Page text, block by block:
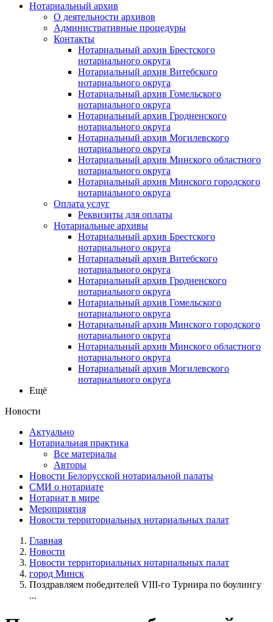
Нотариальный архив
О деятельности архивов
Административные процедуры
Контакты
Нотариальный архив Брестского
нотариального округа
Нотариальный архив Витебского
нотариального округа
Нотариальный архив Гомельского
нотариального округа
Нотариальный архив Гродненского
нотариального округа
Нотариальный архив Могилевского
нотариального округа
Нотариальный архив Минского областного
нотариального округа
Нотариальный архив Минского городского
нотариального округа
Оплата услуг
Реквизиты для оплаты
Нотариальные архивы
Нотариальный архив Брестского
нотариального округа
Нотариальный архив Витебского
нотариального округа
Нотариальный архив Гродненского
нотариального округа
Нотариальный архив Гомельского
нотариального округа
Нотариальный архив Минского городского
нотариального округа
Нотариальный архив Минского областного
нотариального округа
Нотариальный архив Могилевского
нотариального округа
Ещё
Новости
Актуально
Нотариальная практика
Все материалы
Авторы
Новости Белорусской нотариальной палаты
СМИ о нотариате
Нотариат в мире
Мероприятия
Новости территориальных нотариальных палат
Главная
Новости
Новости территориальных нотариальных палат
город Минск
Поздравляем победителей VIII-го Турнира по боулингу
...